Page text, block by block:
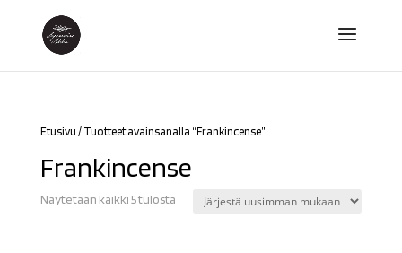
Etusivu / Tuotteet avainsanalla “Frankincense”
Frankincense
Näytetään kaikki 5 tulostaSorted